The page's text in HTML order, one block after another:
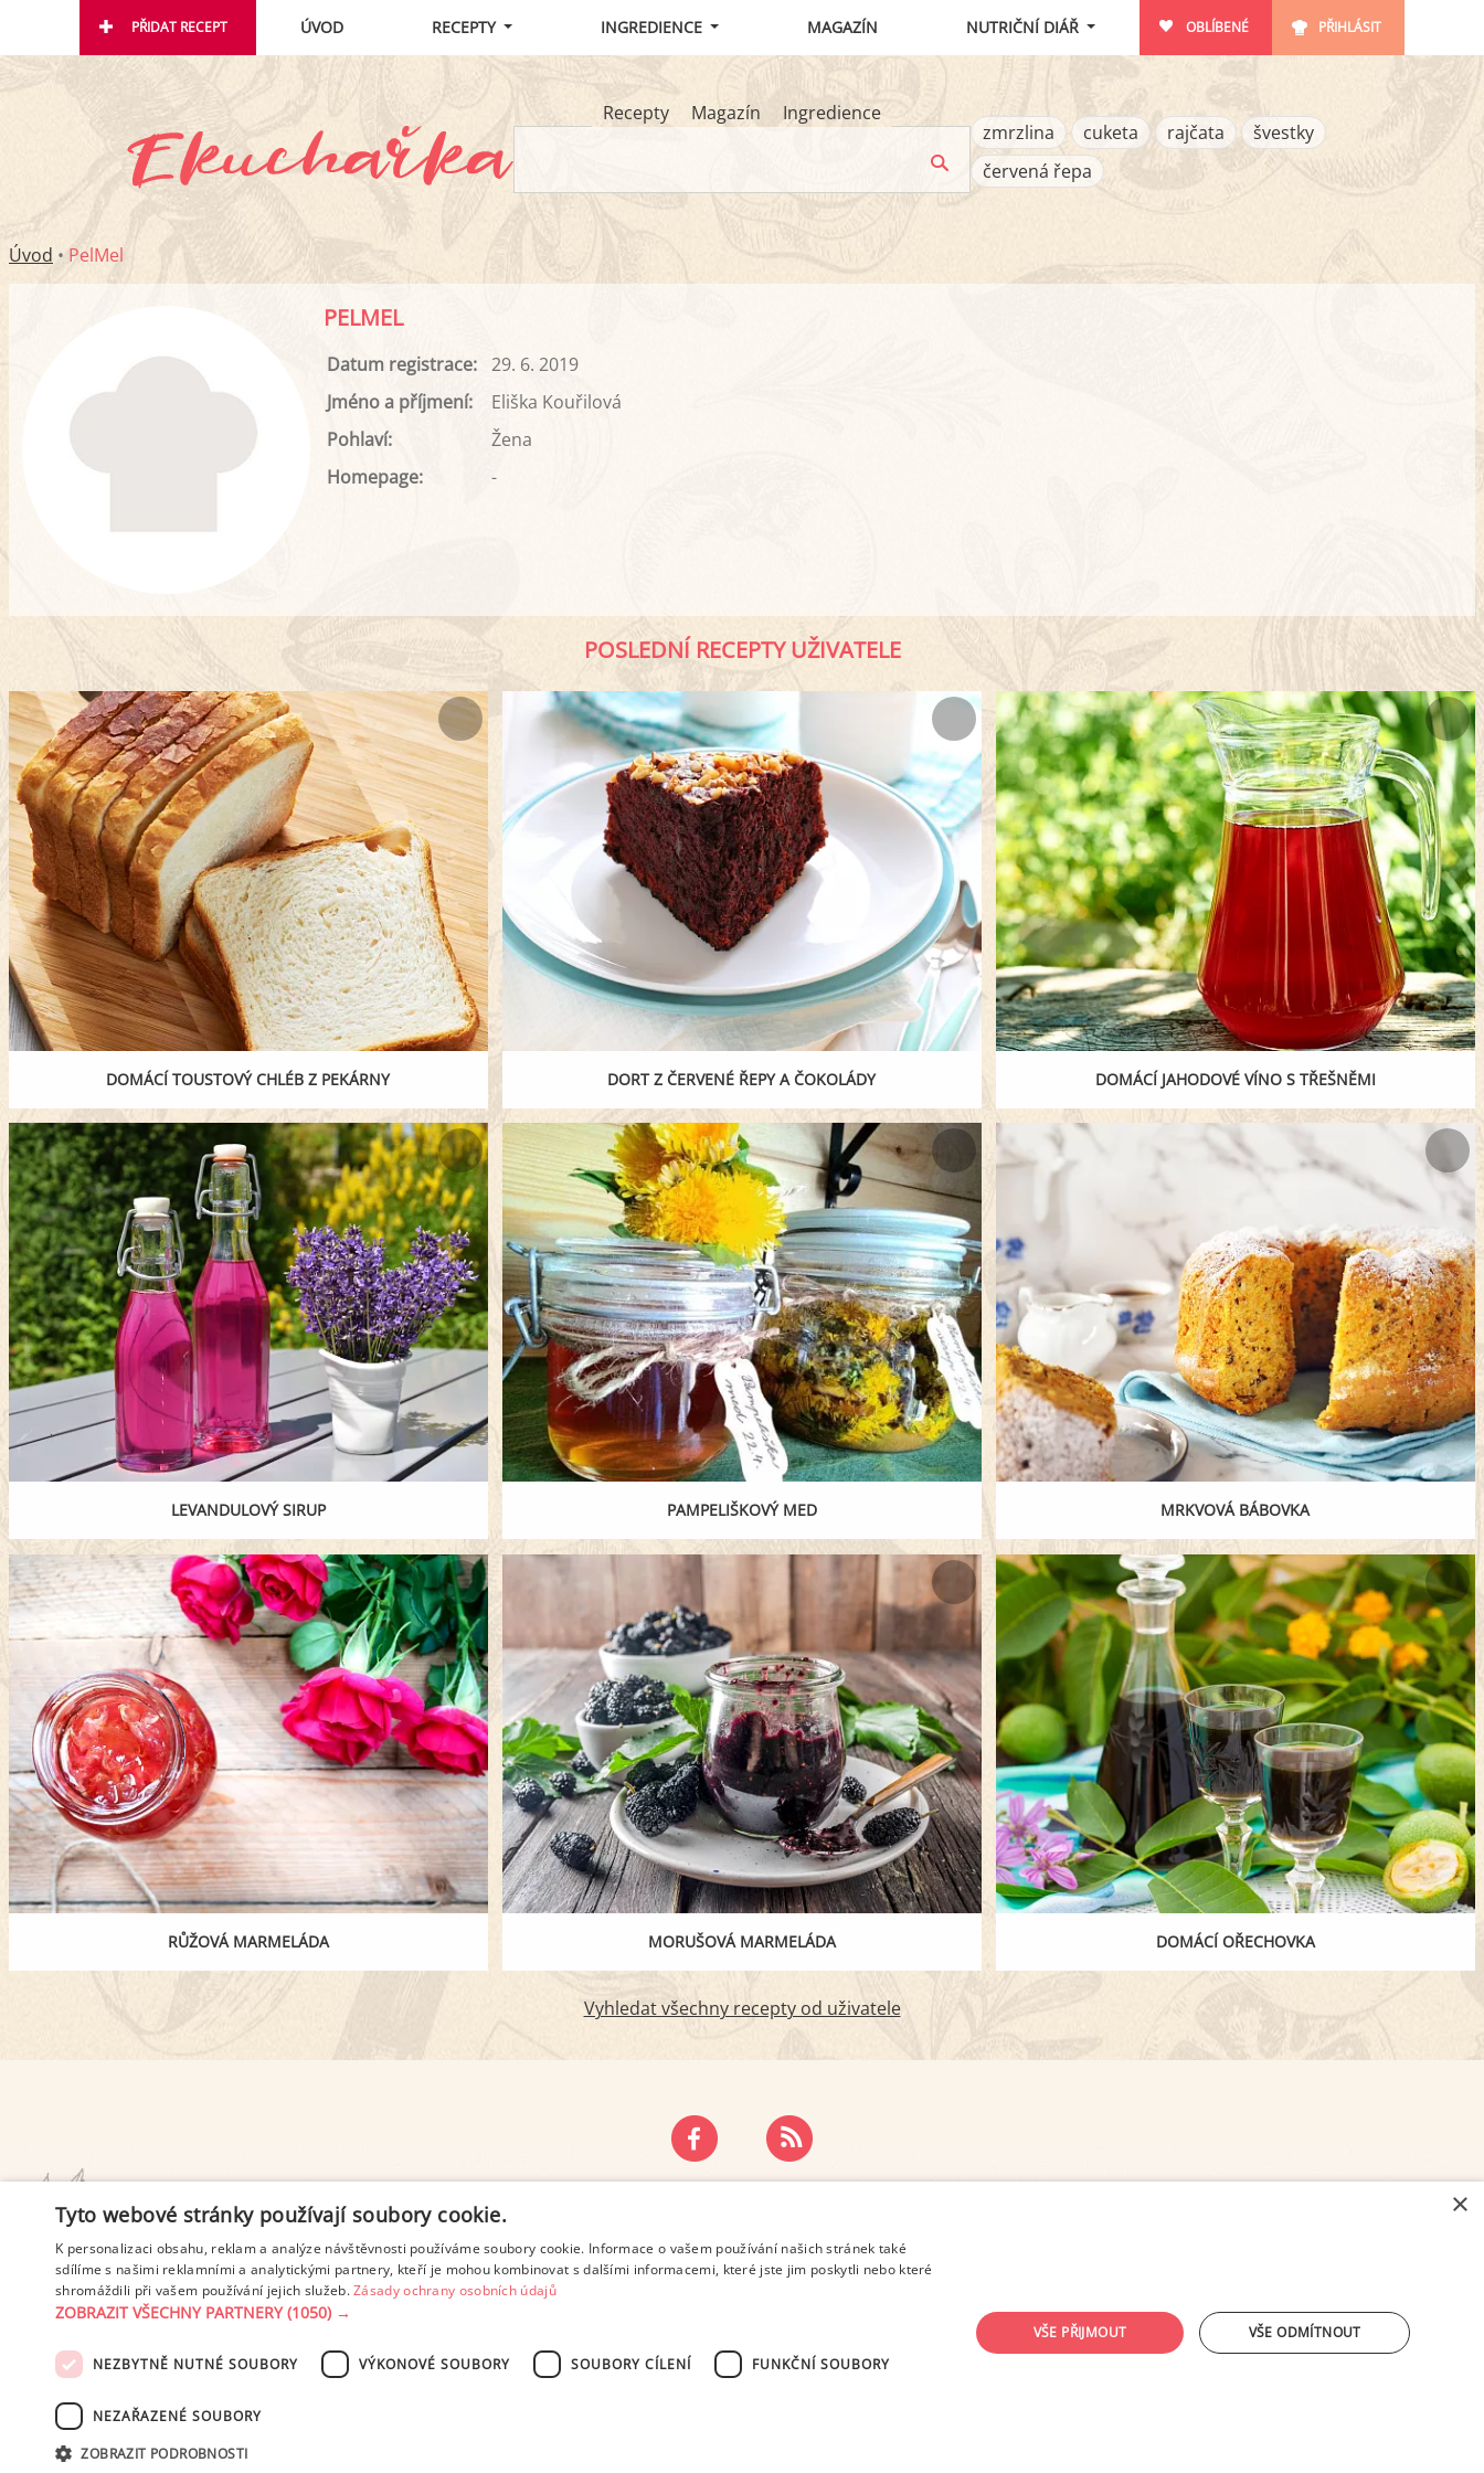
PŘIDAT RECEPT ÚVOD RECEPTY INGREDIENCE MAGAZÍN NUTRIČNÍ DIÁŘ OBLÍBENÉ PŘIHLÁSIT
Recepty Magazín
Ingredience
zmrzlina
cuketa rajčata
švestky
červená řepa
Úvod • PelMel
PELMEL
Datum registrace:
29. 6. 2019
Jméno a příjmení:
Eliška Kouřilová
Pohlaví:
Žena
Homepage:
-
POSLEDNÍ RECEPTY UŽIVATELE
DOMÁCÍ TOUSTOVÝ CHLÉB Z PEKÁRNY DORT Z ČERVENÉ ŘEPY A ČOKOLÁDY DOMÁCÍ JAHODOVÉ VÍNO S TŘEŠNĚMI
LEVANDULOVÝ SIRUP PAMPELIŠKOVÝ MED MRKVOVÁ BÁBOVKA
RŮŽOVÁ MARMELÁDA MORUŠOVÁ MARMELÁDA DOMÁCÍ OŘECHOVKA
Vyhledat všechny recepty od uživatele
PODMÍNKY UŽITÍ ZÁSADY OCHRANY OSOBNÍCH ÚDAJŮ ×
Tyto webové stránky používají soubory cookie.
K personalizaci obsahu, reklam a analýze návštěvnosti používáme soubory cookie. Informace o vašem používání našich stránek také
sdílíme s našimi reklamními a analytickými partnery, kteří je mohou kombinovat s dalšími informacemi, které jste jim poskytli nebo které
shromáždili při vašem používání jejich služeb.Zásady ochrany osobních údajů
ZOBRAZIT VŠECHNY PARTNERY(1050) →
NEZBYTNĚ NUTNÉ SOUBORY VÝKONOVÉ SOUBORY SOUBORY CÍLENÍ FUNKČNÍ SOUBORY
NEZAŘAZENÉ SOUBORY
ZOBRAZIT PODROBNOSTI
VŠE PŘIJMOUT VŠE ODMÍTNOUT